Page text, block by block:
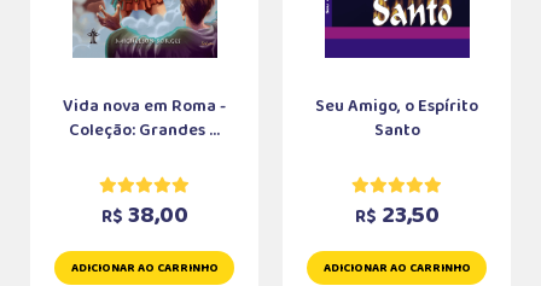
Vida nova em Roma -
Coleção: Grandes ...
R$ 38,00
ADICIONAR AO CARRINHO
Seu Amigo, o Espírito
Santo
R$ 23,50
ADICIONAR AO CARRINHO